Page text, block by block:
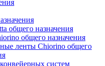
общего назначения
общего назначения
ленты Chiorino общего
систем